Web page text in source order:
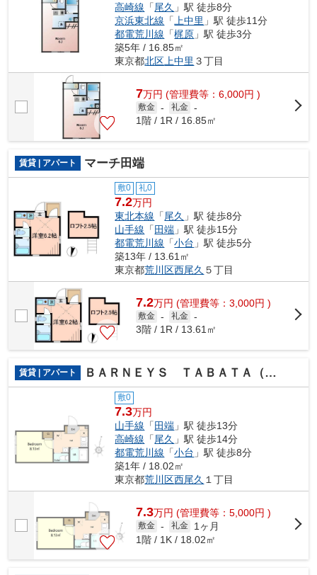
高崎線 「尾久 」駅 徒歩8分
京浜東北線 「 上中里 」駅 徒歩11分
都電荒川線 「梶原 」駅 徒歩3分
築5年 / 16.85㎡
東京都北区 上中里 ３丁目
7万円 (管理費等：6,000円 )
敷金 - 礼金 -
1階 / 1R / 16.85㎡
賃貸 | アパート マーチ田端
敷0 礼0
7.2万円
東北本線 「尾久 」駅 徒歩8分
山手線 「 田端 」駅 徒歩15分
都電荒川線 「小台 」駅 徒歩5分
築13年 / 13.61㎡
東京都荒川区西尾久 ５丁目
7.2万円 (管理費等：3,000円 )
敷金 - 礼金 -
3階 / 1R / 13.61㎡
賃貸 | アパート ＢＡＲＮＥＹＳ ＴＡＢＡＴＡ（バーニーズ田端）
敷0
7.3万円
山手線 「 田端 」駅 徒歩13分
高崎線 「尾久 」駅 徒歩14分
都電荒川線 「小台 」駅 徒歩8分
築1年 / 18.02㎡
東京都荒川区西尾久 １丁目
7.3万円 (管理費等：5,000円 )
敷金 - 礼金
1ヶ月
1階 / 1K / 18.02㎡